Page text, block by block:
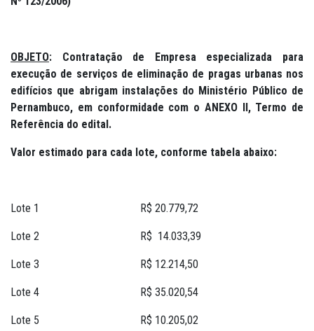
OBJETO: Contratação de Empresa especializada para
execução de serviços de eliminação de pragas urbanas nos
edifícios que abrigam instalações do Ministério Público de
Pernambuco, em conformidade com o ANEXO II, Termo de
Referência do edital.
Valor estimado para cada lote, conforme tabela abaixo:
Lote 1 R$ 20.779,72
Lote 2 R$ 14.033,39
Lote 3 R$ 12.214,50
Lote 4 R$ 35.020,54
Lote 5 R$ 10.205,02